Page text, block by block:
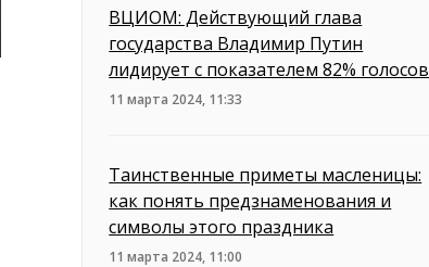
ВЦИОМ: Действующий глава
государства Владимир Путин
лидирует с показателем 82% голосов
11 марта 2024, 11:33
Таинственные приметы масленицы:
как понять предзнаменования и
символы этого праздника
11 марта 2024, 11:00